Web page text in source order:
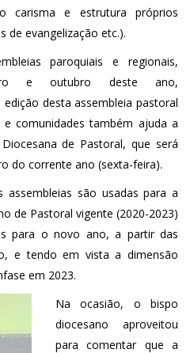
carisma e estrutura próprios
de evangelização etc.).
paroquiais e regionais,
e outubro deste ano,
desta assembleia pastoral
comunidades também ajuda a
de Pastoral, que será
do corrente ano (sexta-feira).
assembleias são usadas para a
de Pastoral vigente (2020-2023)
para o novo ano, a partir das
e tendo em vista a dimensão
em 2023.
Na ocasião, o bispo
diocesano aproveitou
para comentar que a